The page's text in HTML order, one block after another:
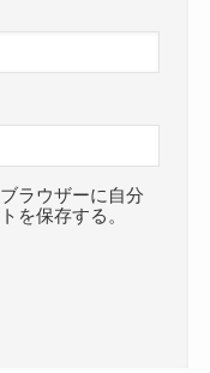
ラウザーに自分
を保存する。